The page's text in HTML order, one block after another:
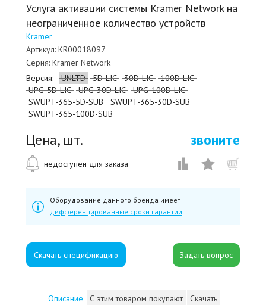
Услуга активации системы Kramer Network на
неограниченное количество устройств
Kramer
Артикул: KR00018097
Серия: Kramer Network
Версия:
UNLTD 5D-LIC 30D-LIC
100D-LIC
UPG-5D-LIC
UPG-30D-LIC
UPG-100D-LIC
SWUPT-365-5D-SUB
SWUPT-365-30D-SUB
SWUPT-365-100D-SUB
Цена, шт. звоните
недоступен для заказа
Оборудование данного бренда имеет
дифференцированные сроки гарантии
Скачать спецификацию
Описание С этим товаром покупают Скачать